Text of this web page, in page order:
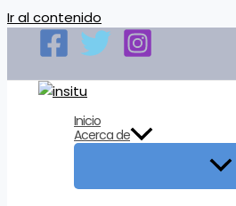
Ir al contenido
Inicio
Acerca de